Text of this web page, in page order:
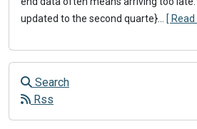
updated to the second quarte}... [ Read
Search
Rss